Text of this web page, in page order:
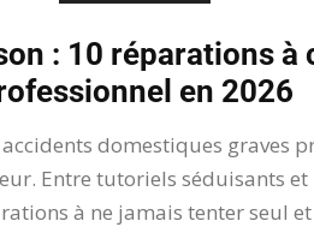
: 10 réparations à
en 2026
accidents domestiques graves
Entre tutoriels séduisants et
à ne jamais tenter seul